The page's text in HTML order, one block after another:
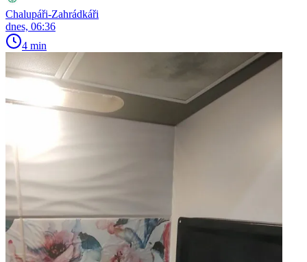
Chalupáři-Zahrádkáři
dnes, 06:36
4 min